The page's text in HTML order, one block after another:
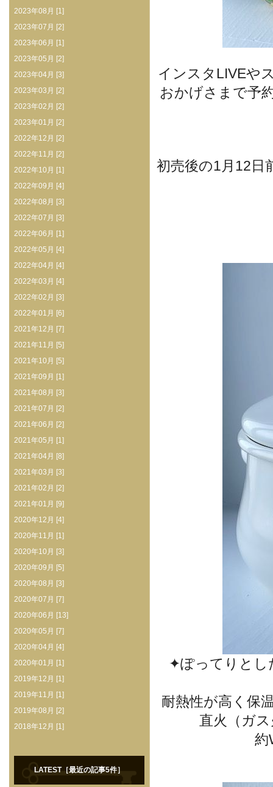
インスタLIVEや
おかげさまで予
初売後の1月12日
✦ぽってりとし
耐熱性が高く保
直火（ガ
約
2023年08月 [1]
2023年07月 [2]
2023年06月 [1]
2023年05月 [2]
2023年04月 [3]
2023年03月 [2]
2023年02月 [2]
2023年01月 [2]
2022年12月 [2]
2022年11月 [2]
2022年10月 [1]
2022年09月 [4]
2022年08月 [3]
2022年07月 [3]
2022年06月 [1]
2022年05月 [4]
2022年04月 [4]
2022年03月 [4]
2022年02月 [3]
2022年01月 [6]
2021年12月 [7]
2021年11月 [5]
2021年10月 [5]
2021年09月 [1]
2021年08月 [3]
2021年07月 [2]
2021年06月 [2]
2021年05月 [1]
2021年04月 [8]
2021年03月 [3]
2021年02月 [2]
2021年01月 [9]
2020年12月 [4]
2020年11月 [1]
2020年10月 [3]
2020年09月 [5]
2020年08月 [3]
2020年07月 [7]
2020年06月 [13]
2020年05月 [7]
2020年04月 [4]
2020年01月 [1]
2019年12月 [1]
2019年11月 [1]
2019年08月 [2]
2018年12月 [1]
LATEST［最近の記事5件］